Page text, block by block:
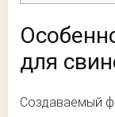
для
Создаваемый